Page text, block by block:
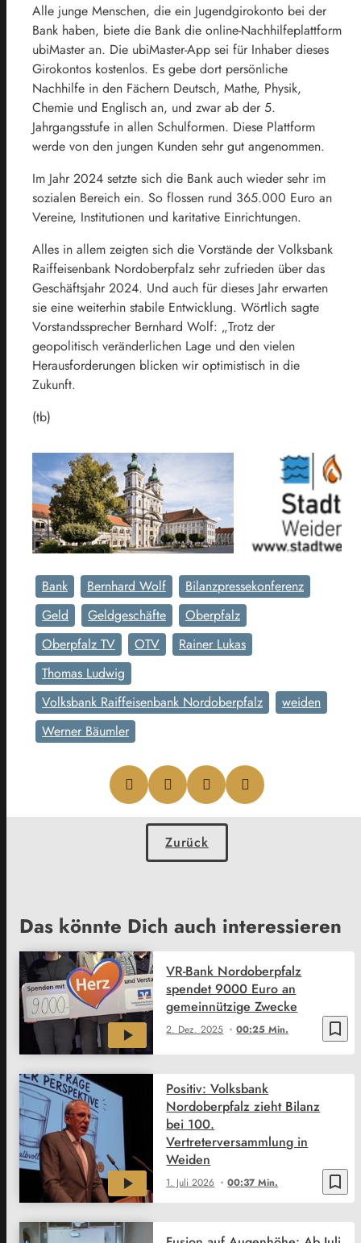
Alle junge Menschen, die ein Jugendgirokonto bei der
Bank haben, biete die Bank die online-Nachhilfeplattform
ubiMaster an. Die ubiMaster-App sei für Inhaber dieses
Girokontos kostenlos. Es gebe dort persönliche
Nachhilfe in den Fächern Deutsch, Mathe, Physik,
Chemie und Englisch an, und zwar ab der 5.
Jahrgangsstufe in allen Schulformen. Diese Plattform
werde von den jungen Kunden sehr gut angenommen.
Im Jahr 2024 setzte sich die Bank auch wieder sehr im
sozialen Bereich ein. So flossen rund 365.000 Euro an
Vereine, Institutionen und karitative Einrichtungen.
Alles in allem zeigten sich die Vorstände der Volksbank
Raiffeisenbank Nordoberpfalz sehr zufrieden über das
Geschäftsjahr 2024. Und auch für dieses Jahr erwarten
sie eine weiterhin stabile Entwicklung. Wörtlich sagte
Vorstandssprecher Bernhard Wolf: „Trotz der
geopolitisch veränderlichen Lage und den vielen
Herausforderungen blicken wir optimistisch in die
Zukunft.
(tb)
Bank Bernhard Wolf
Bilanzpressekonferenz
Geld
Geldgeschäfte
Oberpfalz
Oberpfalz TV
OTV
Rainer Lukas
Thomas Ludwig
Volksbank Raiffeisenbank Nordoberpfalz
weiden
Werner Bäumler
Zurück
Das könnte Dich auch interessieren
bookmark_border
2. Dez. 2025 00:25 Min.
VR-Bank Nordoberpfalz
spendet 9000 Euro an
gemeinnützige Zwecke
bookmark_border
1. Juli 2026 00:37 Min.
Positiv: Volksbank
Nordoberpfalz zieht Bilanz
bei 100.
Vertreterversammlung in
Weiden